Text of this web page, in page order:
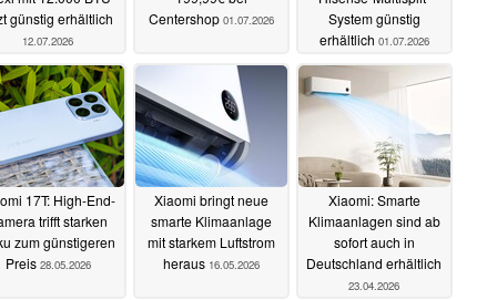
günstig erhältlich
12.07.2026
Centershop 01.07.2026
System günstig
erhältlich 01.07.2026
17T: High-End-
trifft starken
zum günstigeren
Preis 28.05.2026
Xiaomi bringt neue
smarte Klimaanlage
mit starkem Luftstrom
heraus 16.05.2026
Xiaomi: Smarte
Klimaanlagen sind ab
sofort auch in
Deutschland erhältlich
23.04.2026